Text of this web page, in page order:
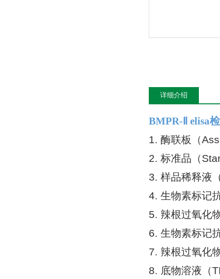
详细介绍
BMPR-Ⅱ elisa
1. 酶联板（
2. 标准品（
3. 样品稀释液
4. 生物素标记
5. 辣根过氧化
6. 生物素标记
7. 辣根过氧化
8. 底物溶液（